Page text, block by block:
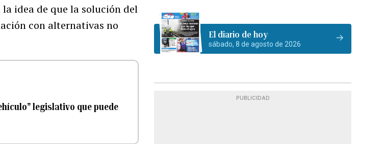
idea de que la solución del
con alternativas no
legislativo que puede
El diario de hoy
sábado, 8 de agosto de 2026
PUBLICIDAD